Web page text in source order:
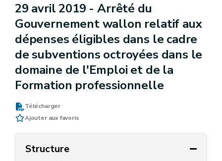
29 avril 2019 -Arrêté du
Gouvernement wallon relatif aux
dépenses éligibles dans le cadre
de subventions octroyées dans le
domaine de l'Emploi et de la
Formation professionnelle
Télécharger
Ajouter aux favoris
Structure